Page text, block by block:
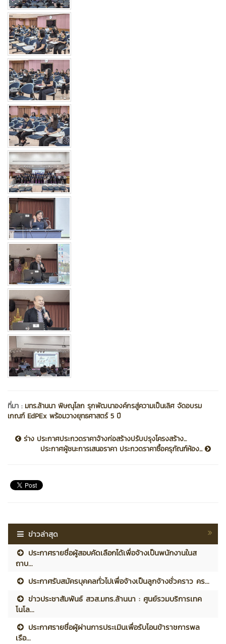
ที่มา : มทร.ล้านนา พิษณุโลก รุกพัฒนาองค์กรสู่ความเป็นเลิศ จัดอบรม
เกณฑ์ EdPEx พร้อมวางยุทธศาสตร์ 5 ปี
ร่าง ประกาศประกวดราคาจ้างก่อสร้างปรับปรุงโครงสร้าง...
ประกาศผู้ชนะการเสนอราคา ประกวดราคาซื้อครุภัณฑ์ห้อง...
ข่าวล่าสุด
ประกาศรายชื่อผู้สอบคัดเลือกได้เพื่อจ้างเป็นพนักงานในส
ถาบ...
ประกาศรับสมัครบุคคลทั่วไปเพื่อจ้างเป็นลูกจ้างชั่วคราว คร...
ข่าวประชาสัมพันธ์ สวส.มทร.ล้านนา : ศูนย์รวมบริการเทค
โนโล...
ประกาศรายชื่อผู้ผ่านการประเมินเพื่อรับโอนข้าราชการพล
เรือ...